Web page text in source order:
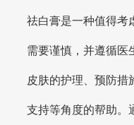
祛白膏是一种值得考
需要谨慎，并遵循医
皮肤的护理、预防措
支持等角度的帮助。